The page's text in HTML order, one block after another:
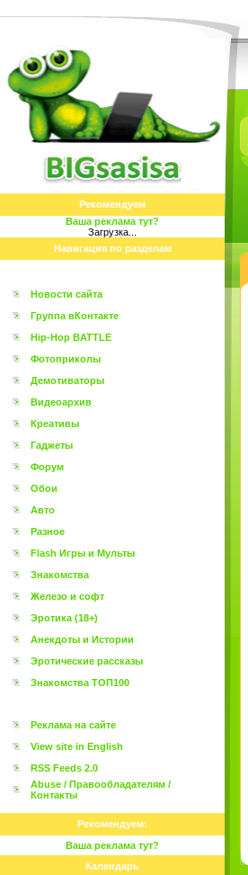
Рекомендуем
Ваша реклама тут?
Загрузка...
Навигация по разделам
Новости сайта
Группа вКонтакте
Hip-Hop BATTLE
Фотоприколы
Демотиваторы
Видеоархив
Креативы
Гаджеты
Форум
Обои
Авто
Разное
Flash Игры и Мульты
Знакомства
Железо и софт
Эротика (18+)
Анекдоты и Истории
Эротические рассказы
Знакомства ТОП100
Реклама на сайте
View site in English
RSS Feeds 2.0
Abuse / Правообладателям /
Контакты
Рекомендуем:
Ваша реклама тут?
Календарь